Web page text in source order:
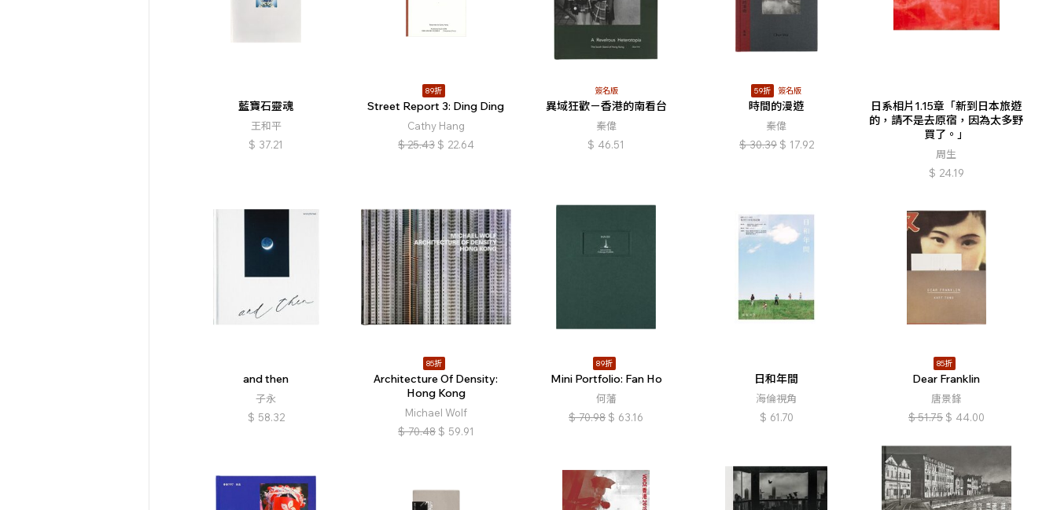
藍寶石靈魂
王和平
$ 37.21
89折
Street Report 3: Ding Ding
Cathy Hang
$ 25.43 $ 22.64
簽名版
異域狂歡－香港的南看台
秦偉
$ 46.51
59折 簽名版
時間的漫遊
秦偉
$ 30.39 $ 17.92
日系相片1.15章「新到日本旅遊
的，請不是去原宿，因為太多野
買了。」
周生
$ 24.19
and then
子永
$ 58.32
85折
Architecture Of Density:
Hong Kong
Michael Wolf
$ 70.48 $ 59.91
89折
Mini Portfolio: Fan Ho
何藩
$ 70.98 $ 63.16
日和年間
海倫視角
$ 61.70
85折
Dear Franklin
唐景鋒
$ 51.75 $ 44.00